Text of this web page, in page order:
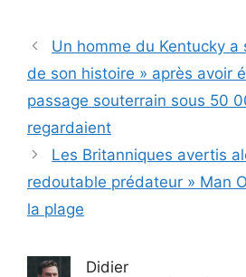
Un homme du Kentucky
de son histoire » après avoir
passage souterrain sous 50
regardaient
Les Britanniques avertis
redoutable prédateur » Man
la plage
Didier